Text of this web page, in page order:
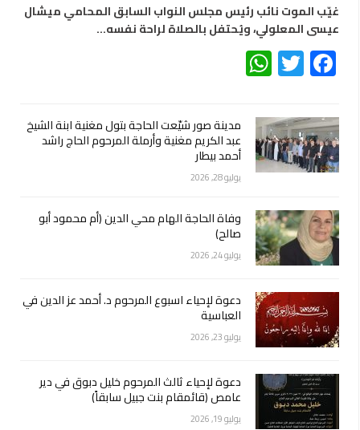
غيّب الموت نائب رئيس مجلس النواب السابق المحامي ميشال
عيسى المعلولي، ويُحتفل بالصلاة لراحة نفسه…
Facebook
Twitter
مدينة صور شيّعت الحاجة بتول مغنية ابنة الشيخ
عبد الكريم مغنية وأرملة المرحوم الحاج راشد
أحمد بيطار
يوليو 28, 2026
وفاة الحاجة الهام محي الدين (أم محمود أبو
صالح)
يوليو 24, 2026
دعوة لإحياء اسبوع المرحوم د. أحمد عز الدين في
العباسية
يوليو 23, 2026
دعوة لإحياء ثالث المرحوم خليل دبوق في دير
عامص (قائمقام بنت جبيل سابقاً)
يوليو 19, 2026